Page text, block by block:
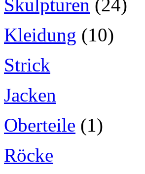
Skulpturen (24)
Kleidung (10)
Strick
Jacken
Oberteile (1)
Röcke